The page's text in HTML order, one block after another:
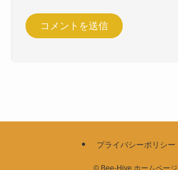
プライバシーポリシー
©Bee-Hive ホームページ.